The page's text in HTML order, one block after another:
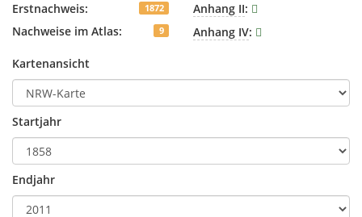
Erstnachweis: 1872
Nachweise im Atlas: 9
Anhang II:
Anhang IV:
Kartenansicht
Startjahr
Endjahr